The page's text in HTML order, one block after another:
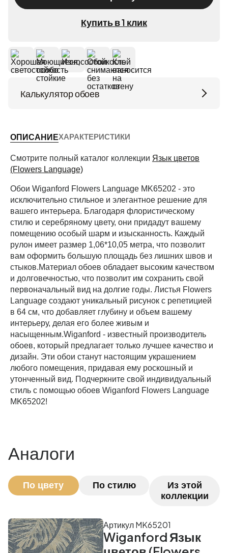
Купить в 1 клик
Калькулятор обоев
Периметр комнаты (м)
Рассчитать
ОПИСАНИЕХАРАКТЕРИСТИКИ
Смотрите полный каталог коллекции Язык цветов
(Flowers Language)
Обои Wiganford Flowers Language MK65202 - это
исключительно стильное и элегантное решение для
вашего интерьера. Благодаря флористическому
стилю и серебряному цвету, они придадут вашему
помещению особый шарм и изысканность. Каждый
рулон имеет размер 1,06*10,05 метра, что позволит
вам оформить большую площадь без лишних швов и
стыков.Материал обоев обладает высоким качеством
и долговечностью, что позволит им сохранить свой
первоначальный вид на долгие годы. Листья Flowers
Language создают уникальный рисунок с репетицией
в 64 см, что добавляет глубину и объем вашему
интерьеру, делая его более живым и
насыщенным.Wiganford - известный производитель
обоев, который предлагает только лучшее качество и
дизайн. Эти обои станут настоящим украшением
любого помещения, придавая ему роскошный и
утонченный вид. Подчеркните свой индивидуальный
стиль с помощью обоев Wiganford Flowers Language
MK65202!
Аналоги
По цвету По стилю
Из этой
коллекции
Wiganford Язык
Артикул MK65201